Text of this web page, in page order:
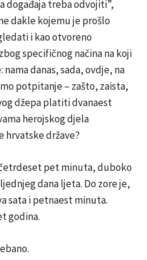
događaja treba odvojiti”,
dakle kojemu je prošlo
i kao otvoreno
specifičnog načina na koji
danas, sada, ovdje, na
potpitanje – zašto, zaista,
džepa platiti dvanaest
herojskog djela
hrvatske države?
pet minuta, duboko
dana ljeta. Do zore je,
sata i petnaest minuta.
godina.